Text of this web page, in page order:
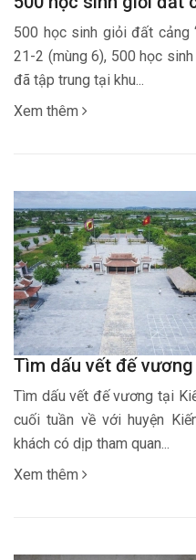
500 học sinh giỏi đất cảng
21-2 (mùng 6), 500 học
đã tập trung tại khu...
Xem thêm
Tìm dấu vết đế
Tìm dấu vết đế vương tại
cuối tuần về với huyện
khách có dịp tham quan...
Xem thêm